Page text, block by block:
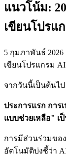
แนวโน้ม:
เขียนโปรแ
5 กุมภาพันธ์
เขียนโปรแกรม AI
จากวันนี้เป็นต้นไ
ประการแรก การ
แบบช่วยเหลือ" เ
การมีส่วนร่วมของ
อัตโนมัติบ่งชี้ว่า